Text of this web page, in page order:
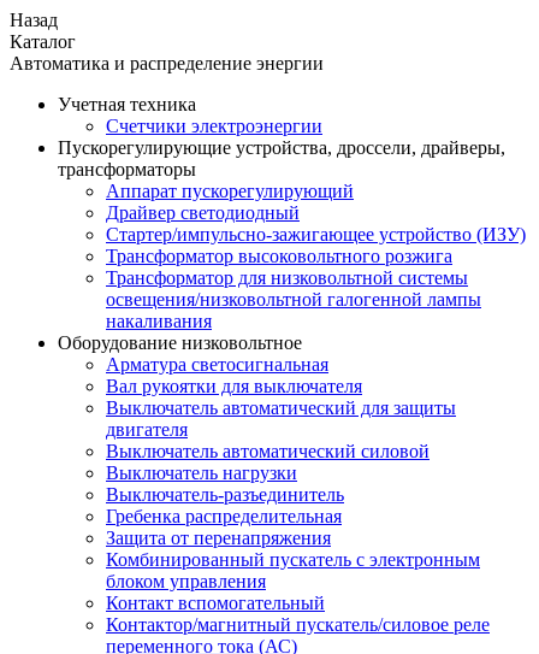
Назад
Каталог
Автоматика и распределение энергии
Учетная техника
Счетчики электроэнергии
Пускорегулирующие устройства, дроссели, драйверы,
трансформаторы
Аппарат пускорегулирующий
Драйвер светодиодный
Стартер/импульсно-зажигающее устройство (ИЗУ)
Трансформатор высоковольтного розжига
Трансформатор для низковольтной системы
освещения/низковольтной галогенной лампы
накаливания
Оборудование низковольтное
Арматура светосигнальная
Вал рукоятки для выключателя
Выключатель автоматический для защиты
двигателя
Выключатель автоматический силовой
Выключатель нагрузки
Выключатель-разъединитель
Гребенка распределительная
Защита от перенапряжения
Комбинированный пускатель с электронным
блоком управления
Контакт вспомогательный
Контактор/магнитный пускатель/силовое реле
переменного тока (АС)